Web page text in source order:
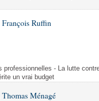
Ruffin
professionnelles - La lutte
un vrai budget
Ménagé